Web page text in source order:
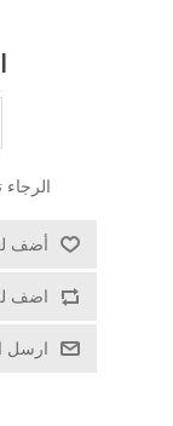
أضف
اضف
ارسل